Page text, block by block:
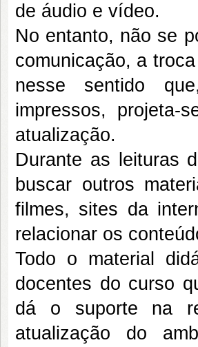
de áudio e vídeo.
No entanto, não se
comunicação, a
nesse sentido
impressos, projeta-
atualização.
Durante as leituras
buscar outros
filmes, sites da
relacionar os
Todo o material
docentes do curso
dá o suporte na
atualização do